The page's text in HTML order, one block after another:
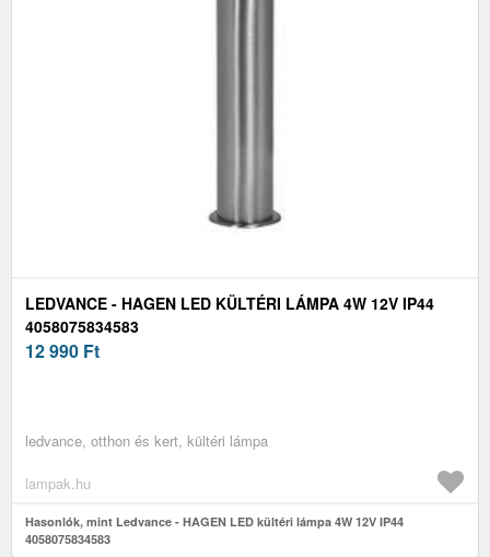
LEDVANCE - HAGEN LED KÜLTÉRI LÁMPA 4W 12V IP44
4058075834583
12 990 Ft
ledvance, otthon és kert, kültéri lámpa
lampak.hu
Hasonlók, mint Ledvance - HAGEN LED kültéri lámpa 4W 12V IP44
4058075834583